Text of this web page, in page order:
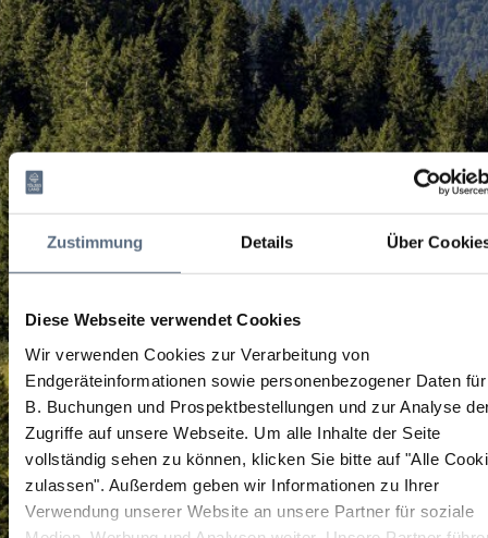
Zustimmung Details Über
Diese Webseite verwendet Cookies
Wir verwenden Cookies zur Verarbeitung von
Endgeräteinformationen sowie personenbezogener Daten
B. Buchungen und Prospektbestellungen und zur Analyse
Zugriffe auf unsere Webseite. Um alle Inhalte der Seite
vollständig sehen zu können, klicken Sie bitte auf "Alle
zulassen". Außerdem geben wir Informationen zu Ihrer
Verwendung unserer Website an unsere Partner für soziale